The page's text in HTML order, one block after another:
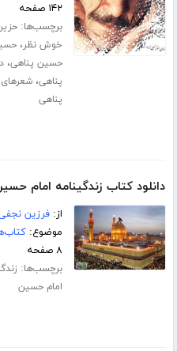
۱۴۲ صفحه
برچسب‌ها:
خوش نظر،
حسین پناهی،
پناهی،
پناهی
دانلود کتاب زندگینامه امام
از:فرزین
موضوع:
۸ صفحه
برچسب‌ها:
امام حسین